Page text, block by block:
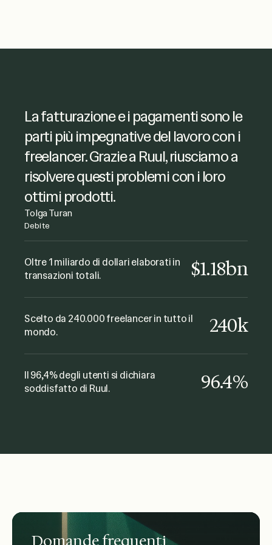
Ruul mi ha permesso di accedere
facilmente alle fatture dei freelancer
e di gestire i pagamenti in modo
efficiente. Sono anche molto
soddisfatta del modo in cui sono
state gestite le mie richieste.
La fatturazione e i pagamenti sono le
parti più impegnative del lavoro con i
freelancer. Grazie a Ruul, riusciamo a
risolvere questi problemi con i loro
ottimi prodotti.
Tolga Turan
Debite
Questo è un modo molto comodo di
pagare i freelancer, è stato facile e
senza complicazioni. Ottimo servizio e
supporto! Lo consiglio sicuramente!
Fabio Minuzzi
The Gate Music
Oltre 1 miliardo di dollari elaborati in
transazioni totali.
$1.18bn
Scelto da 240.000 freelancer in tutto il
mondo.
240k
Il 96,4% degli utenti si dichiara
soddisfatto di Ruul.
96.4%